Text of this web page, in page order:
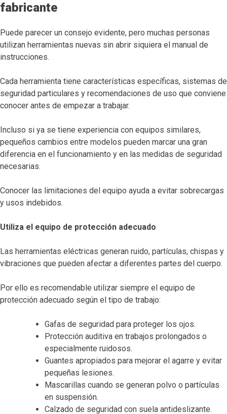
fabricante
Puede parecer un consejo evidente, pero muchas personas
utilizan herramientas nuevas sin abrir siquiera el manual de
instrucciones.
Cada herramienta tiene características específicas, sistemas de
seguridad particulares y recomendaciones de uso que conviene
conocer antes de empezar a trabajar.
Incluso si ya se tiene experiencia con equipos similares,
pequeños cambios entre modelos pueden marcar una gran
diferencia en el funcionamiento y en las medidas de seguridad
necesarias.
Conocer las limitaciones del equipo ayuda a evitar sobrecargas
y usos indebidos.
Utiliza el equipo de protección adecuado
Las herramientas eléctricas generan ruido, partículas, chispas y
vibraciones que pueden afectar a diferentes partes del cuerpo.
Por ello es recomendable utilizar siempre el equipo de
protección adecuado según el tipo de trabajo:
Gafas de seguridad para proteger los ojos.
Protección auditiva en trabajos prolongados o
especialmente ruidosos.
Guantes apropiados para mejorar el agarre y evitar
pequeñas lesiones.
Mascarillas cuando se generan polvo o partículas
en suspensión.
Calzado de seguridad con suela antideslizante.